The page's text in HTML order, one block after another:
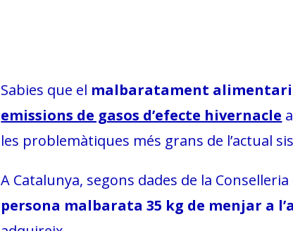
Sabies que el malbaratament alimentari
emissions de gasos d’efecte hivernacle
les problemàtiques més grans de l’actual
A Catalunya, segons dades de la
persona malbarata 35 kg de menjar a